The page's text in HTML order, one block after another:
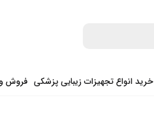
خرید انواع تجهیزات زیبایی پزشکی فروش